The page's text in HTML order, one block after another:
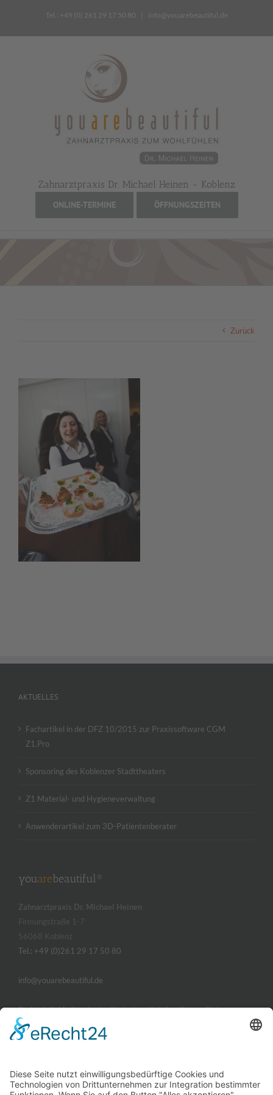
springen
Tel.: +49 (0) 261 29 17 50 80 info@youarebeautiful.de
Zahnarztpraxis Dr. Michael Heinen - Koblenz
ONLINE-TERMINE ÖFFNUNGSZEITEN
Zurück
AKTUELLES
Fachartikel in der DFZ 10/2015 zur Praxissoftware CGM
Z1.Pro
Sponsoring des Koblenzer Stadttheaters
Z1 Material- und Hygieneverwaltung
Anwenderartikel zum 3D-Patientenberater
youarebeautiful®
Zahnarztpraxis Dr. Michael Heinen
Firmungstraße 1-7
56068 Koblenz
Tel.: +49 (0)261 29 17 50 80
info@youarebeautiful.de
Parkmöglichkeitenfinden Sie in der offiziellen Görres-Tiefgarage.
Montag, Dienstag und Donnerstag